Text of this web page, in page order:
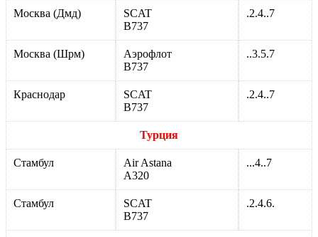
Москва (Дмд)
SCAT
В737
.2.4..7
Москва (Шрм)
Аэрофлот
В737
..3.5.7
Краснодар
SCAT
В737
.2.4..7
Турция
Стамбул
Air Astana
А320
...4..7
Стамбул
SCAT
В737
.2.4.6.